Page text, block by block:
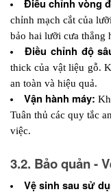
Điều chỉnh vòng
chỉnh mạch cắt của
bảo hai lưỡi cưa thẳng
Điều chỉnh độ
thick của vật liệu gỗ.
an toàn và hiệu quả.
Vận hành máy:
Tuân thủ các quy tắc
việc.
3.2. Bảo quản -
Vệ sinh sau sử